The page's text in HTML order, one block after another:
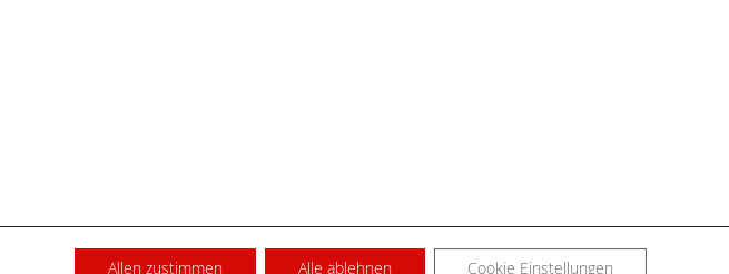
Allen zustimmen Alle ablehnen Cookie Einstellungen